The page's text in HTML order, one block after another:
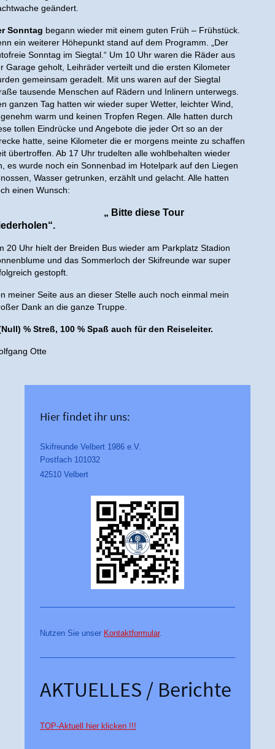
geändert.
Sonntag begann wieder mit einem guten Früh – Frühstück.
ein weiterer Höhepunkt stand auf dem Programm. „Der
Sonntag im Siegtal.“ Um 10 Uhr waren die Räder aus
Garage geholt, Leihräder verteilt und die ersten Kilometer
gemeinsam geradelt. Mit uns waren auf der Siegtal
tausende Menschen auf Rädern und Inlinern unterwegs.
ganzen Tag hatten wir wieder super Wetter, leichter Wind,
warm und keinen Tropfen Regen. Alle hatten durch
tollen Eindrücke und Angebote die jeder Ort so an der
hatte, seine Kilometer die er morgens meinte zu schaffen
übertroffen. Ab 17 Uhr trudelten alle wohlbehalten wieder
es wurde noch ein Sonnenbad im Hotelpark auf den Liegen
Wasser getrunken, erzählt und gelacht. Alle hatten
einen Wunsch:
„ Bitte diese Tour
20 Uhr hielt der Breiden Bus wieder am Parkplatz Stadion
und das Sommerloch der Skifreunde war super
gestopft.
meiner Seite aus an dieser Stelle auch noch einmal mein
Dank an die ganze Truppe.
% Streß, 100 % Spaß auch für den Reiseleiter.
Otte
Hier findet ihr uns:
Skifreunde Velbert 1986 e.V.
Postfach 101032
42510 Velbert
Nutzen Sie unser Kontaktformular.
AKTUELLES / Berichte
TOP-Aktuell hier klicken !!!